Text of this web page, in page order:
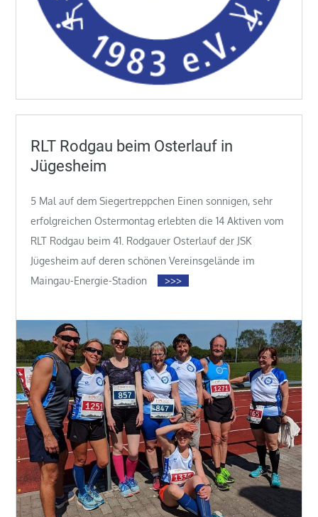
RLT Rodgau beim Osterlauf in
Jügesheim
5 Mal auf dem Siegertreppchen Einen sonnigen, sehr
erfolgreichen Ostermontag erlebten die 14 Aktiven vom
RLT Rodgau beim 41. Rodgauer Osterlauf der JSK
Jügesheim auf deren schönen Vereinsgelände im
Maingau-Energie-Stadion
>>>